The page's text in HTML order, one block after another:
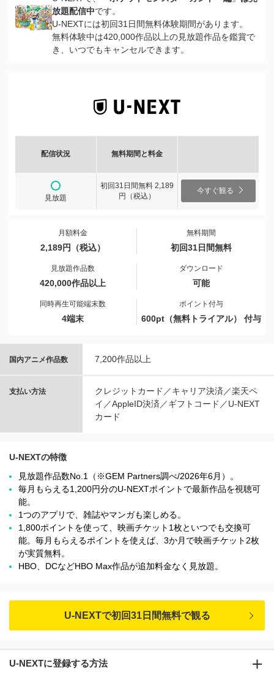
放題配信中です。
U-NEXTには初回31日間無料体験期間があります。
無料体験中は420,000作品以上の見放題作品を鑑賞で
き、いつでもキャンセルできます。
配信状況 無料期間と料金
見放題
初回31日間無料 2,189
円（税込）
今すぐ観る
月額料金
2,189円（税込）
無料期間
初回31日間無料
見放題作品数
420,000作品以上
ダウンロード
可能
同時再生可能端末数
4端末
ポイント付与
600pt（無料トライアル） 付与
国内アニメ作品数 7,200作品以上
支払い方法
クレジットカード／キャリア決済／楽天ペ
イ／AppleID決済／ギフトコード／U-NEXT
カード
U-NEXTの特徴
見放題作品数No.1（※GEM Partners調べ/2026年6⽉）。
毎月もらえる1,200円分のU-NEXTポイントで最新作品を視聴可
能。
1つのアプリで、雑誌やマンガも楽しめる。
1,800ポイントを使って、映画チケット1枚といつでも交換可
能。毎月もらえるポイントを使えば、3か月で映画チケット2枚
が実質無料。
HBO、DCなどHBO Max作品が追加料金なく見放題。
U-NEXTで初回31日間無料で観る
U-NEXTに登録する方法